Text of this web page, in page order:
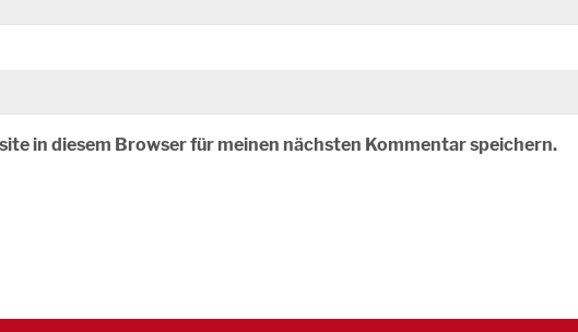
in diesem Browser für meinen nächsten Kommentar speichern.